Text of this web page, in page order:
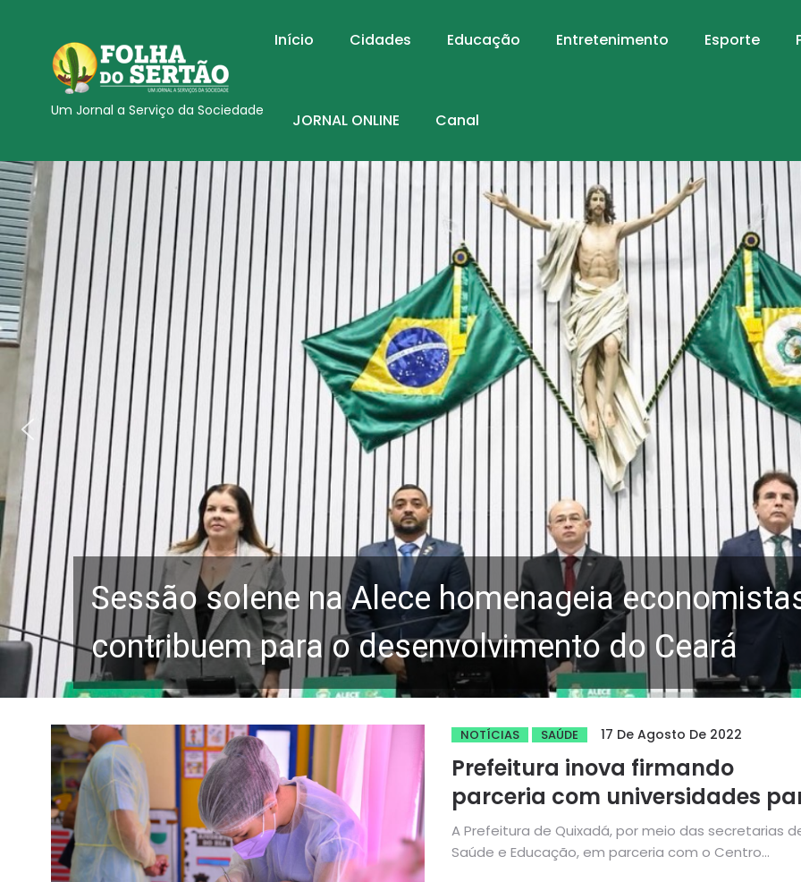
Um Jornal a Serviço da Sociedade
Início Cidades Educação Entretenimento Esporte
JORNAL ONLINE Canal
Sessão solene na Alece homenageia
contribuem para o desenvolvimento do Ceará
NOTÍCIAS SAÚDE 17 De Agosto De 2022
Prefeitura inova firmando
parceria com universidades
levar atendimento odontológico
famílias carentes de Quixadá
A Prefeitura de Quixadá, por meio das secretarias
Saúde e Educação, em parceria com o Centro